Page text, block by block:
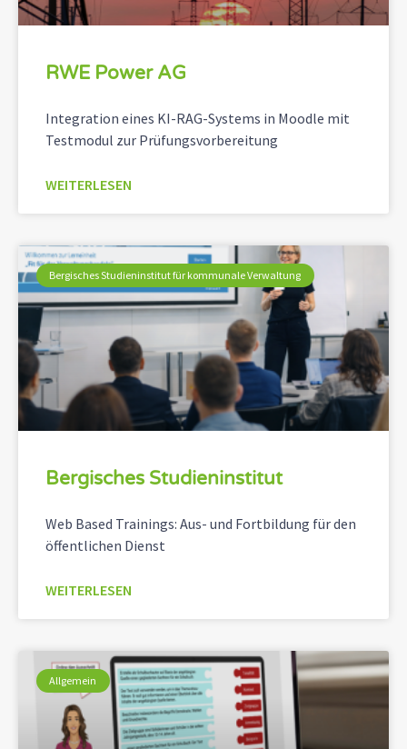
RWE Power AG
Integration eines KI-RAG-Systems in Moodle mit
Testmodul zur Prüfungsvorbereitung
WEITERLESEN
Bergisches Studieninstitut für kommunale Verwaltung
Bergisches Studieninstitut
Web Based Trainings: Aus- und Fortbildung für den
öffentlichen Dienst
WEITERLESEN
Allgemein